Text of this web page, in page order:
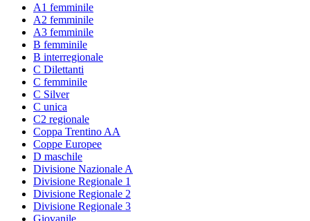
A1 femminile
A2 femminile
A3 femminile
B femminile
B interregionale
C Dilettanti
C femminile
C Silver
C unica
C2 regionale
Coppa Trentino AA
Coppe Europee
D maschile
Divisione Nazionale A
Divisione Regionale 1
Divisione Regionale 2
Divisione Regionale 3
Giovanile